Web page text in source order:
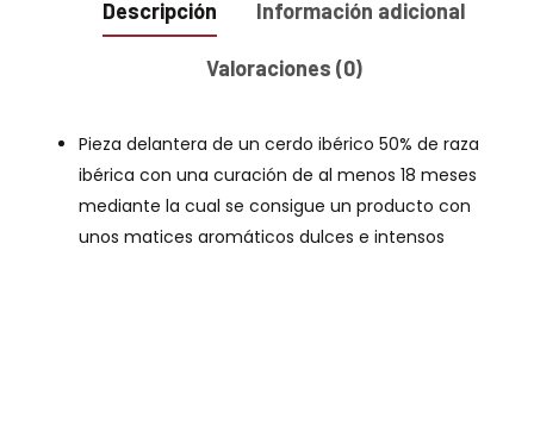
Descripción Información adicional
Valoraciones (0)
Pieza delantera de un cerdo ibérico 50% de raza
ibérica con una curación de al menos 18 meses
mediante la cual se consigue un producto con
unos matices aromáticos dulces e intensos